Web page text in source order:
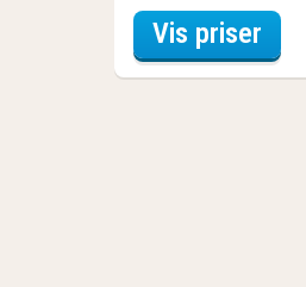
Vis priser